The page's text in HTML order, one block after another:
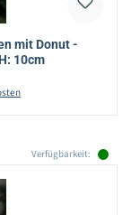
mit Donut -
10cm
Verfügbarkeit: